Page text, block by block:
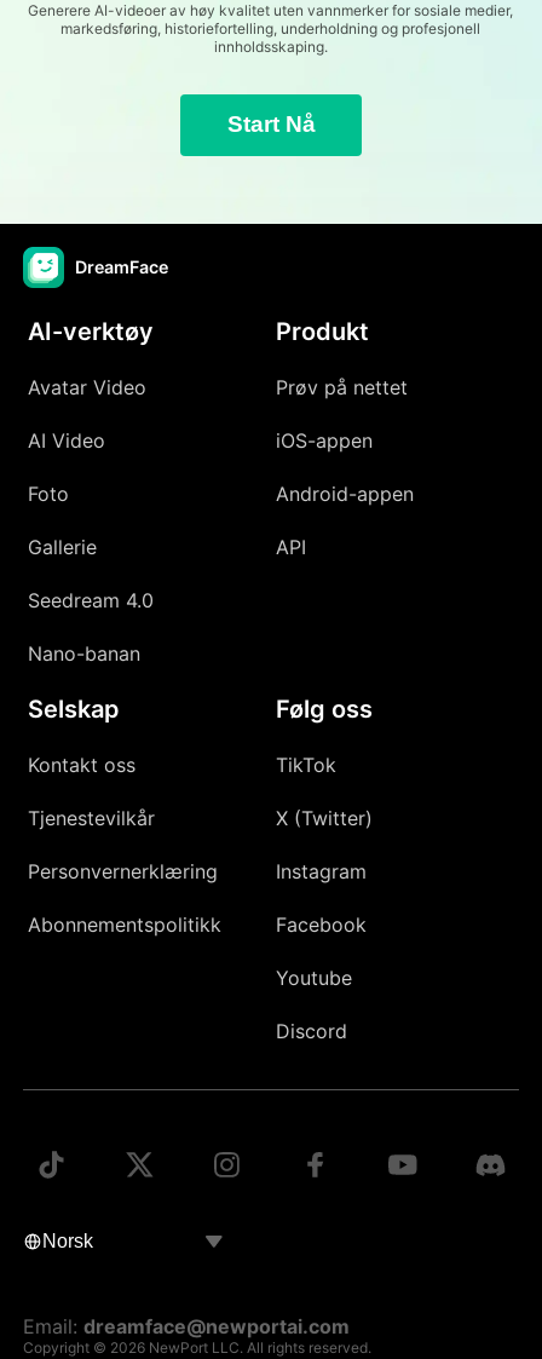
Generere AI-videoer av høy kvalitet uten vannmerker for sosiale medier,
markedsføring, historiefortelling, underholdning og profesjonell
innholdsskaping.
Start Nå
DreamFace
AI-verktøy
Avatar Video
AI Video
Foto
Gallerie
Seedream 4.0
Nano-banan
Produkt
Prøv på nettet
iOS-appen
Android-appen
API
Selskap
Kontakt oss
Tjenestevilkår
Personvernerklæring
Abonnementspolitikk
Følg oss
TikTok
X (Twitter)
Instagram
Facebook
Youtube
Discord
Email:dreamface@newportai.com
Copyright © 2026 NewPort LLC. All rights reserved.